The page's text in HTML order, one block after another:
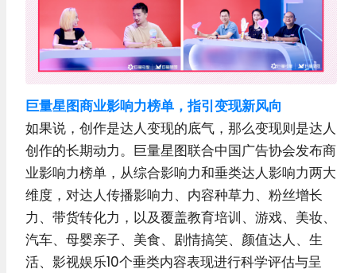
巨量星图商业影响力榜单，指引变现新风向
如果说，创作是达人变现的底气，那么变现则是达人
创作的长期动力。巨量星图联合中国广告协会发布商
业影响力榜单，从综合影响力和垂类达人影响力两大
维度，对达人传播影响力、内容种草力、粉丝增长
力、带货转化力，以及覆盖教育培训、游戏、美妆、
汽车、母婴亲子、美食、剧情搞笑、颜值达人、生
活、影视娱乐10个垂类内容表现进行科学评估与呈